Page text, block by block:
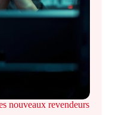
nouveaux revendeurs